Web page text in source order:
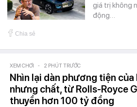
giá trị không
động…
Chia sẻ
XEM CHƠI - 2 PHÚT TRƯỚC
Nhìn lại dàn phương tiện của
nhưng chất, từ Rolls-Royce
thuyền hơn 100 tỷ đồng